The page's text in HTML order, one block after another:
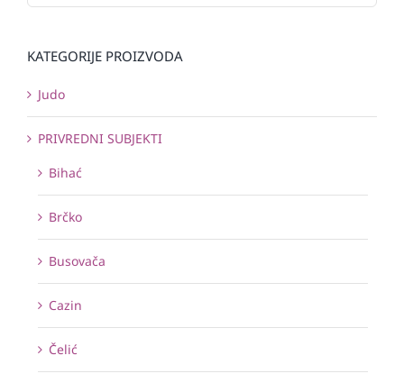
KATEGORIJE PROIZVODA
Judo
PRIVREDNI SUBJEKTI
Bihać
Brčko
Busovača
Cazin
Čelić